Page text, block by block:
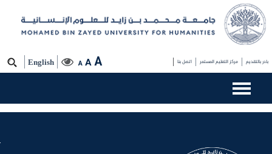
English A A A بادر بالتقديم مركز التعليم المستمر اتصل بنا
الكاتب: Fatima Habtour Al Derei
مقالات أقدم